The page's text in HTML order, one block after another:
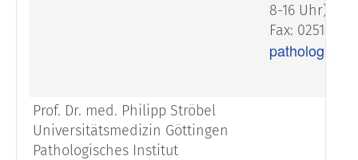
8-16 Uhr)
Fax: 0251/83-
Prof. Dr. med. Philipp Ströbel
Universitätsmedizin Göttingen
Pathologisches Institut